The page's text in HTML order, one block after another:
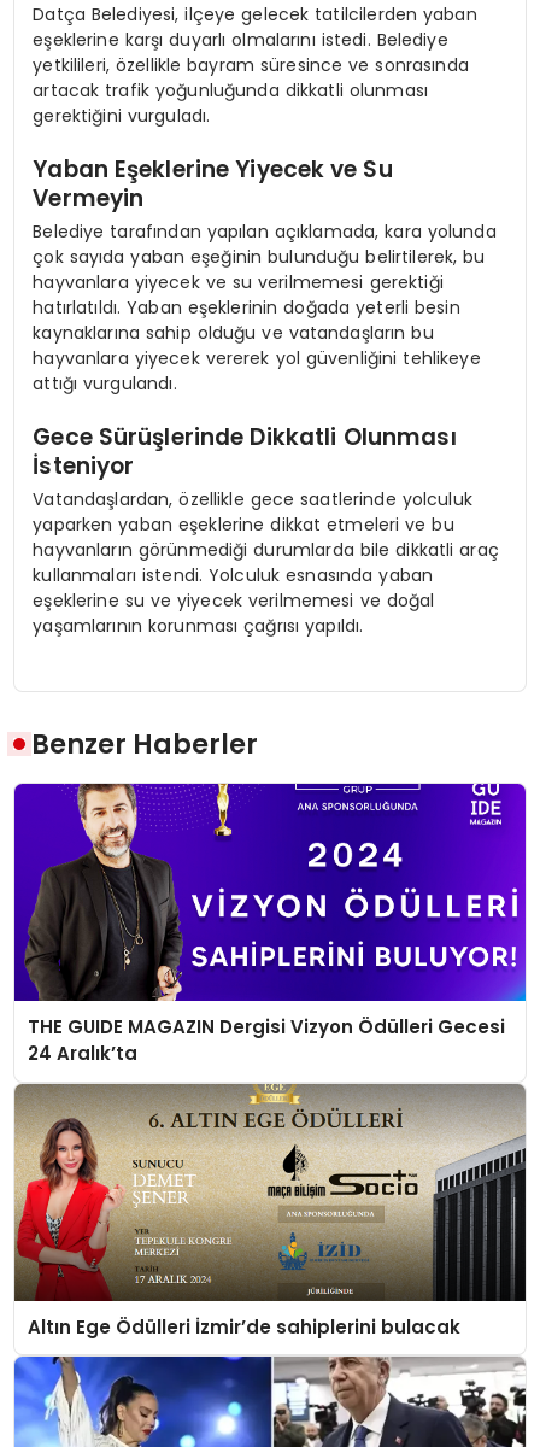
Datça Belediyesi, ilçeye gelecek tatilcilerden yaban
eşeklerine karşı duyarlı olmalarını istedi. Belediye
yetkilileri, özellikle bayram süresince ve sonrasında
artacak trafik yoğunluğunda dikkatli olunması
gerektiğini vurguladı.
Yaban Eşeklerine Yiyecek ve Su
Vermeyin
Belediye tarafından yapılan açıklamada, kara yolunda
çok sayıda yaban eşeğinin bulunduğu belirtilerek, bu
hayvanlara yiyecek ve su verilmemesi gerektiği
hatırlatıldı. Yaban eşeklerinin doğada yeterli besin
kaynaklarına sahip olduğu ve vatandaşların bu
hayvanlara yiyecek vererek yol güvenliğini tehlikeye
attığı vurgulandı.
Gece Sürüşlerinde Dikkatli Olunması
İsteniyor
Vatandaşlardan, özellikle gece saatlerinde yolculuk
yaparken yaban eşeklerine dikkat etmeleri ve bu
hayvanların görünmediği durumlarda bile dikkatli araç
kullanmaları istendi. Yolculuk esnasında yaban
eşeklerine su ve yiyecek verilmemesi ve doğal
yaşamlarının korunması çağrısı yapıldı.
Benzer Haberler
THE GUIDE MAGAZIN Dergisi Vizyon Ödülleri Gecesi
24 Aralık’ta
Altın Ege Ödülleri İzmir’de sahiplerini bulacak